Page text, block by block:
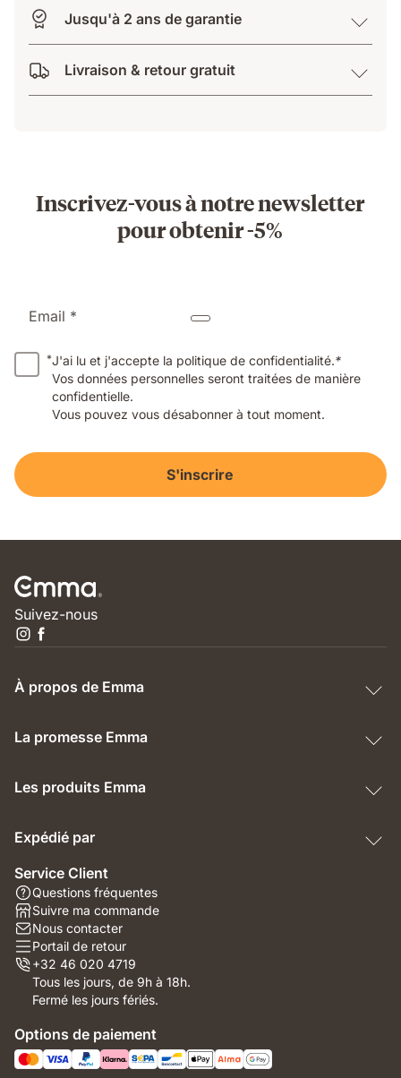
Jusqu'à 2 ans de garantie
Livraison & retour gratuit
Inscrivez-vous à notre newsletter
pour obtenir -5%
Email *
*J'ai lu et j'accepte la politique de confidentialité.*
Vos données personnelles seront traitées de manière
confidentielle.
Vous pouvez vous désabonner à tout moment.
S'inscrire
Suivez-nous
À propos de Emma
La promesse Emma
Les produits Emma
Expédié par
Service Client
Questions fréquentes
Suivre ma commande
Nous contacter
Portail de retour
+32 46 020 4719
Tous les jours, de 9h à 18h.
Fermé les jours fériés.
Options de paiement